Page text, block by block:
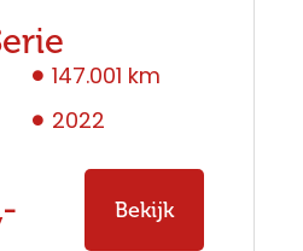
147.001 km
2022
Bekijk